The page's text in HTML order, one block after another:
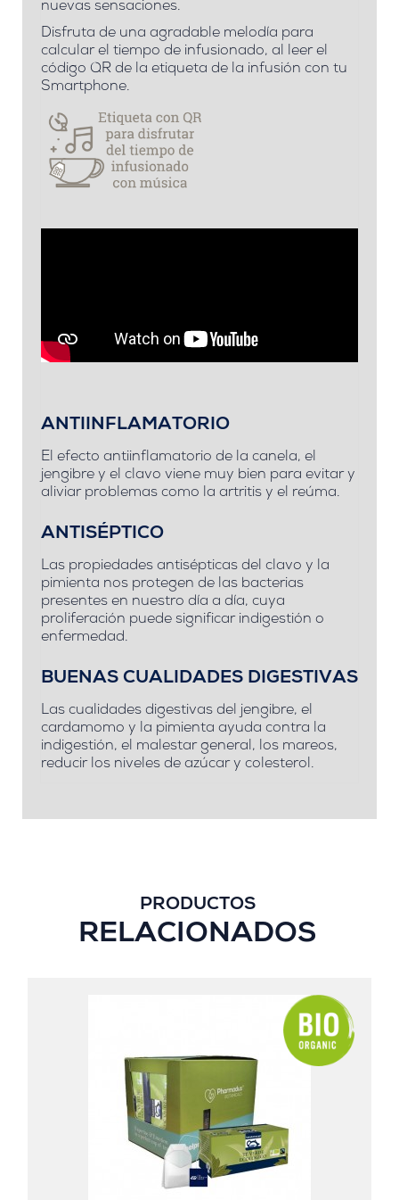
nuevas sensaciones.
Disfruta de una agradable melodía para
calcular el tiempo de infusionado, al leer el
código QR de la etiqueta de la infusión con tu
Smartphone.
ANTIINFLAMATORIO
El efecto antiinflamatorio de la canela, el
jengibre y el clavo viene muy bien para evitar y
aliviar problemas como la artritis y el reúma.
ANTISÉPTICO
Las propiedades antisépticas del clavo y la
pimienta nos protegen de las bacterias
presentes en nuestro día a día, cuya
proliferación puede significar indigestión o
enfermedad.
BUENAS CUALIDADES DIGESTIVAS
Las cualidades digestivas del jengibre, el
cardamomo y la pimienta ayuda contra la
indigestión, el malestar general, los mareos,
reducir los niveles de azúcar y colesterol.
PRODUCTOS
RELACIONADOS